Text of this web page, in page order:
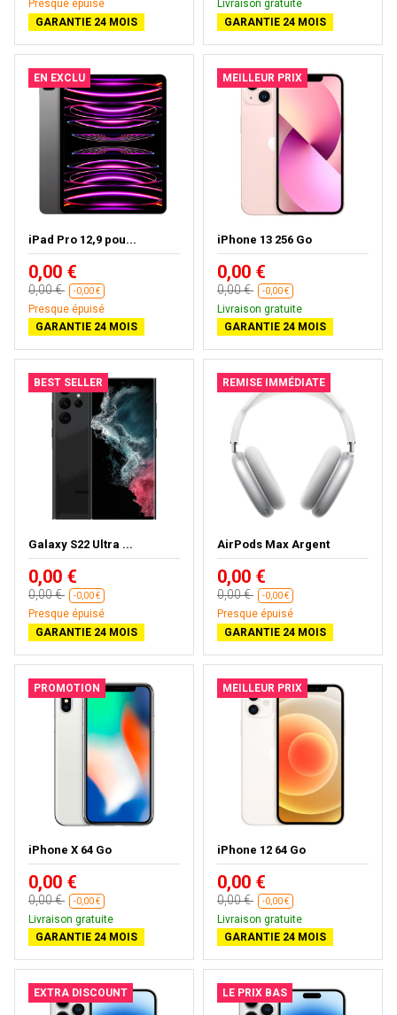
Presque épuisé
GARANTIE 24 MOIS
Livraison gratuite
GARANTIE 24 MOIS
EN EXCLU
iPad Pro 12,9 pou...
0,00 €
0,00 € -0,00 €
Presque épuisé
GARANTIE 24 MOIS
MEILLEUR PRIX
iPhone 13 256 Go
0,00 €
0,00 € -0,00 €
Livraison gratuite
GARANTIE 24 MOIS
BEST SELLER
Galaxy S22 Ultra ...
0,00 €
0,00 € -0,00 €
Presque épuisé
GARANTIE 24 MOIS
REMISE IMMÉDIATE
AirPods Max Argent
0,00 €
0,00 € -0,00 €
Presque épuisé
GARANTIE 24 MOIS
PROMOTION
iPhone X 64 Go
0,00 €
0,00 € -0,00 €
Livraison gratuite
GARANTIE 24 MOIS
MEILLEUR PRIX
iPhone 12 64 Go
0,00 €
0,00 € -0,00 €
Livraison gratuite
GARANTIE 24 MOIS
EXTRA DISCOUNT LE PRIX BAS